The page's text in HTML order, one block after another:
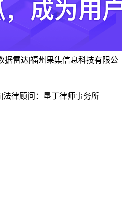
据雷达|福州果集信息科技有限公
|法律顾问：垦丁律师事务所